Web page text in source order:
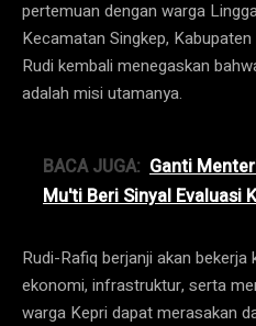
pertemuan dengan warga
Kecamatan Singkep,
Rudi kembali menegaskan
adalah misi utamanya.
BACA JUGA: Ganti
Mu'ti Beri Sinyal Evaluasi
Rudi-Rafiq berjanji akan
ekonomi, infrastruktur, serta
warga Kepri dapat merasakan